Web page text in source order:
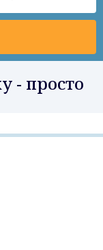
- просто